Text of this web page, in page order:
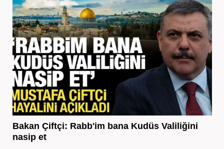
Bakan Çiftçi: Rabb'im bana Kudüs Valiliğini
nasip et